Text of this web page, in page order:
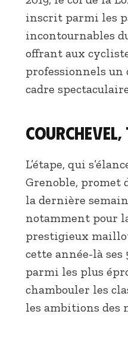
inscrit parmi les
incontournables
offrant aux
professionnels un
cadre
L’étape, qui
Grenoble, promet
la dernière
notamment pour
prestigieux
cette année-là ses
parmi les plus
chambouler les
les ambitions des